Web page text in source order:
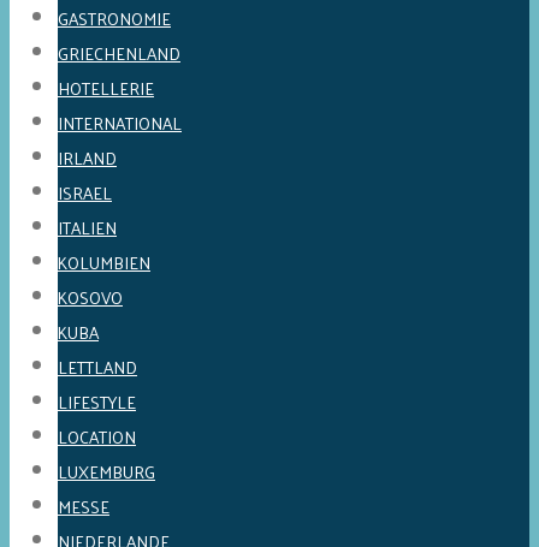
GASTRONOMIE
GRIECHENLAND
HOTELLERIE
INTERNATIONAL
IRLAND
ISRAEL
ITALIEN
KOLUMBIEN
KOSOVO
KUBA
LETTLAND
LIFESTYLE
LOCATION
LUXEMBURG
MESSE